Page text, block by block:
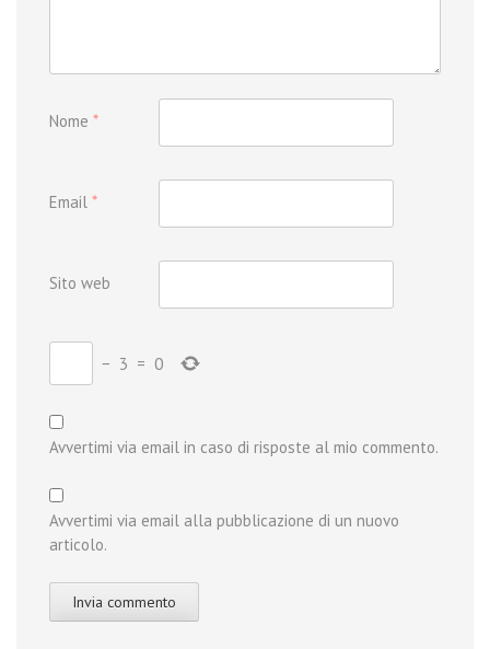
Nome *
Email *
Sito web
− 3 = 0
Avvertimi via email in caso di risposte al mio commento.
Avvertimi via email alla pubblicazione di un nuovo
articolo.